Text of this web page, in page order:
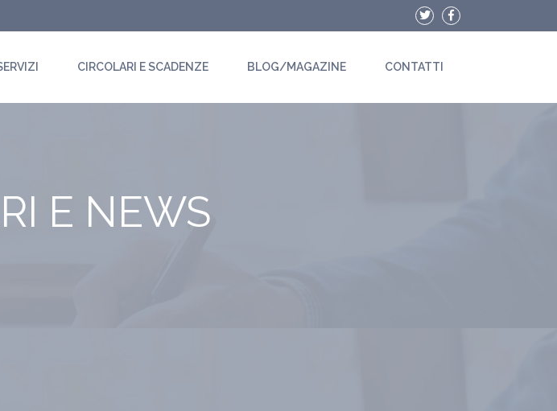
CIRCOLARI E SCADENZE BLOG/MAGAZINE CONTATTI
E NEWS